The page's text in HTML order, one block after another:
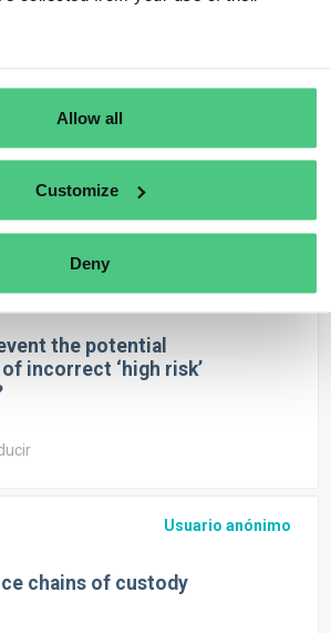
Allow all
Customize
Deny
being extended to producer
the potential
incorrect ‘high risk’
Usuario anónimo
chains of custody